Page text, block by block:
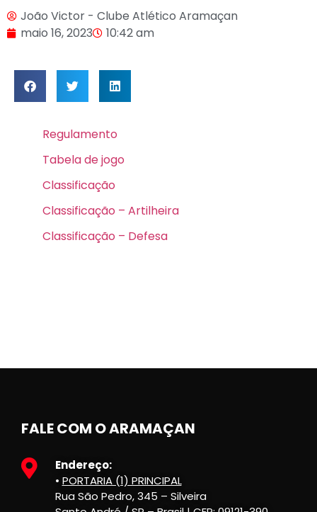
João Victor - Clube Atlético Aramaçan
maio 16, 2023
10:42 am
Regulamento
Tabela de jogo
Classificação
Classificação – Artilheira
Classificação – Defesa
FALE COM O ARAMAÇAN
Endereço:
• PORTARIA (1) PRINCIPAL
Rua São Pedro, 345 – Silveira